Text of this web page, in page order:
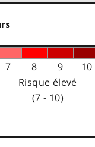
7 8 9
10
Risque élevé
(7 - 10)